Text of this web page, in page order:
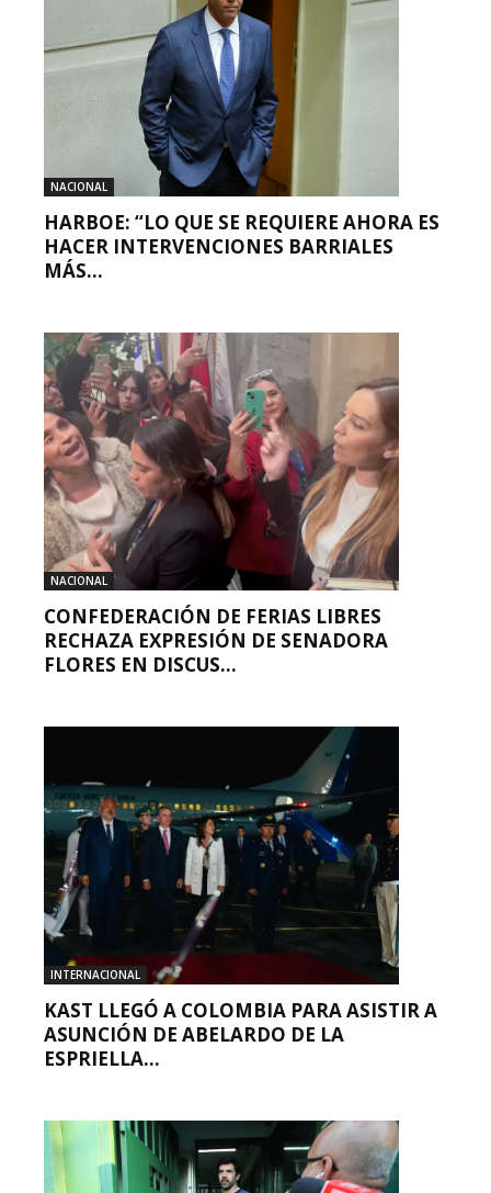
NACIONAL
HARBOE: “LO QUE SE REQUIERE AHORA ES
HACER INTERVENCIONES BARRIALES
MÁS...
NACIONAL
CONFEDERACIÓN DE FERIAS LIBRES
RECHAZA EXPRESIÓN DE SENADORA
FLORES EN DISCUS...
INTERNACIONAL
KAST LLEGÓ A COLOMBIA PARA ASISTIR A
ASUNCIÓN DE ABELARDO DE LA
ESPRIELLA...